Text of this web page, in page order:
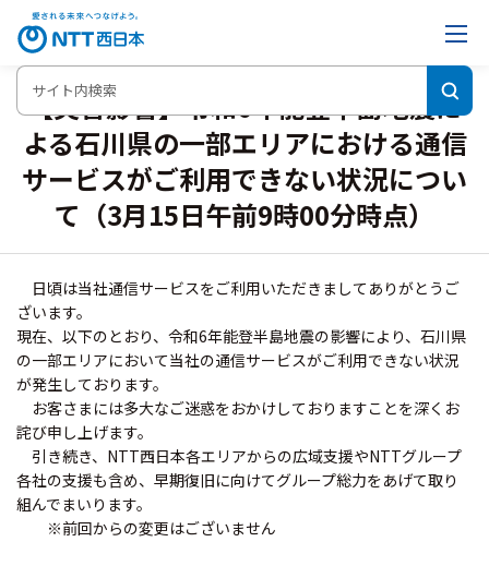
【災害影響】令和6年能登半島地震に
よる石川県の一部エリアにおける通信
サービスがご利用できない状況につい
て（3月15日午前9時00分時点）
日頃は当社通信サービスをご利用いただきましてありがとうご
ざいます。
現在、以下のとおり、令和6年能登半島地震の影響により、石川県
の一部エリアにおいて当社の通信サービスがご利用できない状況
が発生しております。
お客さまには多大なご迷惑をおかけしておりますことを深くお
詫び申し上げます。
引き続き、NTT西日本各エリアからの広域支援やNTTグループ
各社の支援も含め、早期復旧に向けてグループ総力をあげて取り
組んでまいります。
※前回からの変更はございません